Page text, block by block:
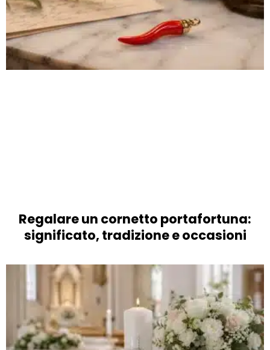
Regalare un cornetto portafortuna:
significato, tradizione e occasioni